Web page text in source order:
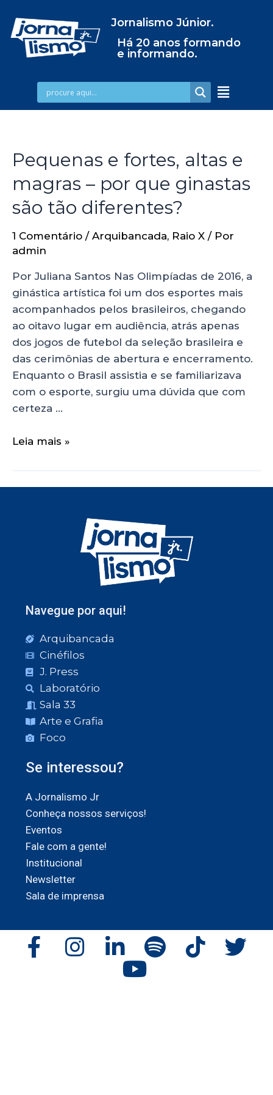
Jornalismo Júnior.
Há 20 anos formando
e informando.
Pequenas e fortes, altas e
magras – por que ginastas
são tão diferentes?
1 Comentário / Arquibancada, Raio X / Por
admin
Por Juliana Santos Nas Olimpíadas de 2016, a
ginástica artística foi um dos esportes mais
acompanhados pelos brasileiros, chegando
ao oitavo lugar em audiência, atrás apenas
dos jogos de futebol da seleção brasileira e
das cerimônias de abertura e encerramento.
Enquanto o Brasil assistia e se familiarizava
com o esporte, surgiu uma dúvida que com
certeza …
Leia mais »
Navegue por aqui!
Arquibancada
Cinéfilos
J. Press
Laboratório
Sala 33
Arte e Grafia
Foco
Se interessou?
A Jornalismo Jr
Conheça nossos serviços!
Eventos
Fale com a gente!
Institucional
Newsletter
Sala de imprensa